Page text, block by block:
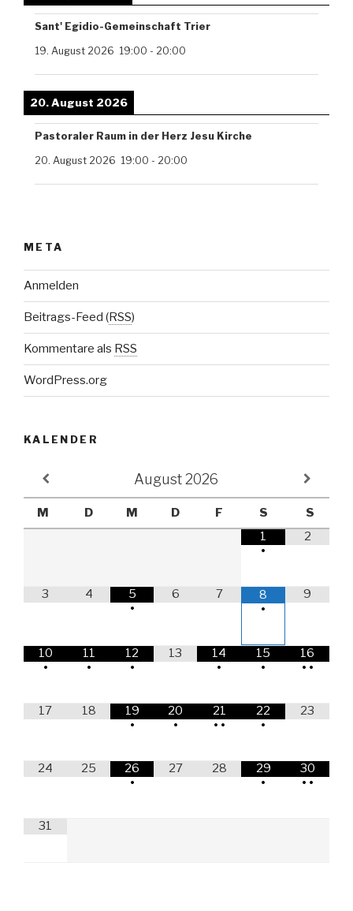
Sant' Egidio-Gemeinschaft Trier
19. August 2026 19:00 - 20:00
20. August 2026
Pastoraler Raum in der Herz Jesu Kirche
20. August 2026 19:00 - 20:00
META
Anmelden
Beitrags-Feed (RSS)
Kommentare als RSS
WordPress.org
KALENDER
August 2026
M D M D F S
S
1
•
2
3 4
5
•
6 7
8
•
9
10
•
11
•
12
•
13
14
•
15
•
16
• •
17 18
19
•
20
•
21
• •
22
•
23
24 25
26
•
27 28
29
•
30
• •
31